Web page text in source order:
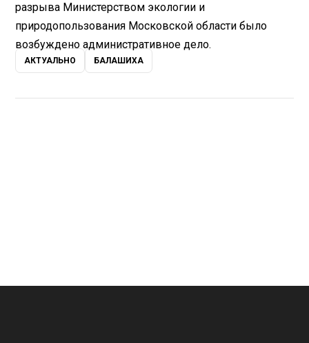
разрыва Министерством экологии и
природопользования Московской области было
возбуждено административное дело.
АКТУАЛЬНО БАЛАШИХА